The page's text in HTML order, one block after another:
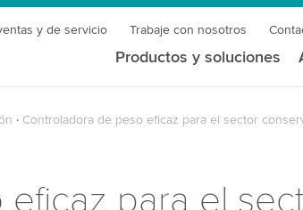
y de servicio Trabaje con nosotros
Productos y soluciones
Controladora de peso eficaz para el sector
para el